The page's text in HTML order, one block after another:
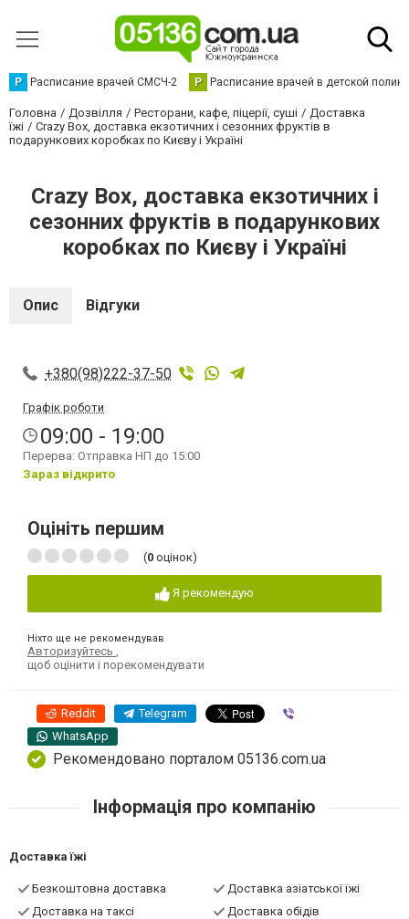
Р Расписание врачей СМСЧ-2 Р Расписание врачей в детской
Головна Дозвілля Ресторани, кафе, піцерії, суші
Доставка
їжі
Crazy Box, доставка екзотичних і сезонних фруктів в
подарункових коробках по Києву і Україні
Crazy Box, доставка екзотичних і
сезонних фруктів в подарункових
коробках по Києву і Україні
Опис Відгуки
+380(98)222-37-50
Графік роботи
09:00 - 19:00
Перерва: Отправка НП до 15:00
Зараз відкрито
Оцініть першим
(0 оцінок)
Я рекомендую
Ніхто ще не рекомендував
Авторизуйтесь
щоб оцінити і порекомендувати
Reddit Telegram
WhatsApp
Рекомендовано порталом 05136.com.ua
Інформація про компанію
Доставка їжі
Безкоштовна доставка
Доставка азіатської їжі
Доставка на таксі
Доставка обідів